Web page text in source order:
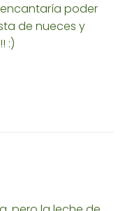
poder
de nueces y
:)